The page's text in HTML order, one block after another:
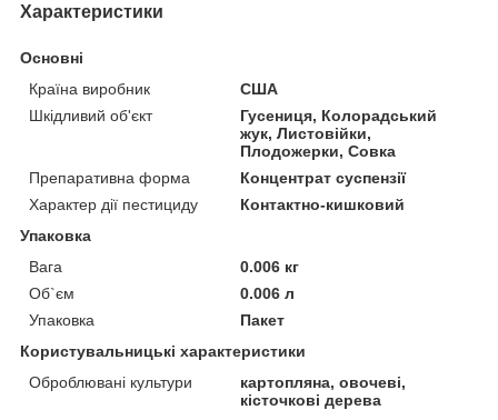
Характеристики
Основні
Країна виробник
США
Шкідливий об'єкт
Гусениця, Колорадський
жук, Листовійки,
Плодожерки, Совка
Препаративна форма
Концентрат суспензії
Характер дії пестициду
Контактно-кишковий
Упаковка
Вага
0.006 кг
Об`єм
0.006 л
Упаковка
Пакет
Користувальницькі характеристики
Оброблювані культури
картопляна, овочеві,
кісточкові дерева